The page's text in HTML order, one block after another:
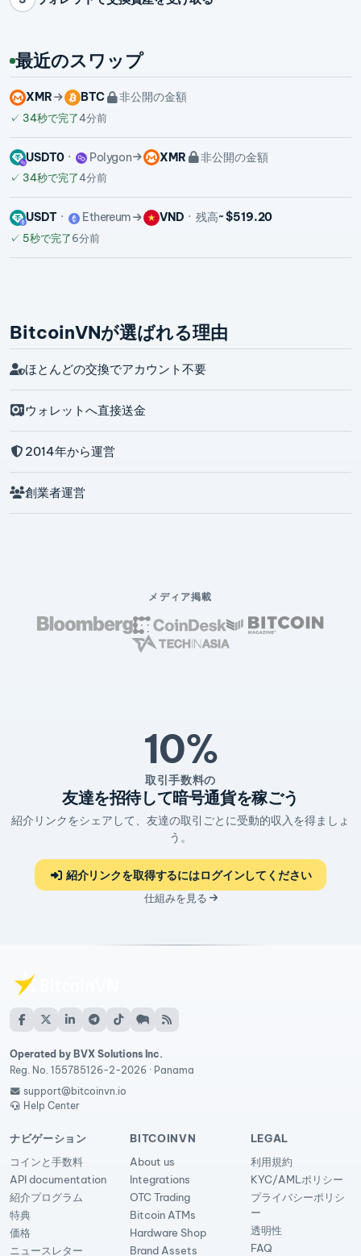
最近のスワップ
XMR BTC 非公開の金額
✓ 34秒で完了4分前
USDT0 Polygon XMR 非公開の金額
✓ 34秒で完了4分前
USDT Ethereum VND 残高~ $519.20
✓ 5秒で完了6分前
BitcoinVNが選ばれる理由
ほとんどの交換でアカウント不要
ウォレットへ直接送金
2014年から運営
創業者運営
メディア掲載
10%
取引手数料の
友達を招待して暗号通貨を稼ごう
紹介リンクをシェアして、友達の取引ごとに受動的収入を得ましょ
う。
紹介リンクを取得するにはログインしてください
仕組みを見る
Operated by BVX Solutions Inc.
Reg. No. 155785126-2-2026 · Panama
support@bitcoinvn.io
Help Center
ナビゲーション
コインと手数料
API documentation
紹介プログラム
特典
価格
ニュースレター
BITCOINVN
About us
Integrations
OTC Trading
Bitcoin ATMs
Hardware Shop
Brand Assets
LEGAL
利用規約
KYC/AMLポリシー
プライバシーポリシ
ー
透明性
FAQ